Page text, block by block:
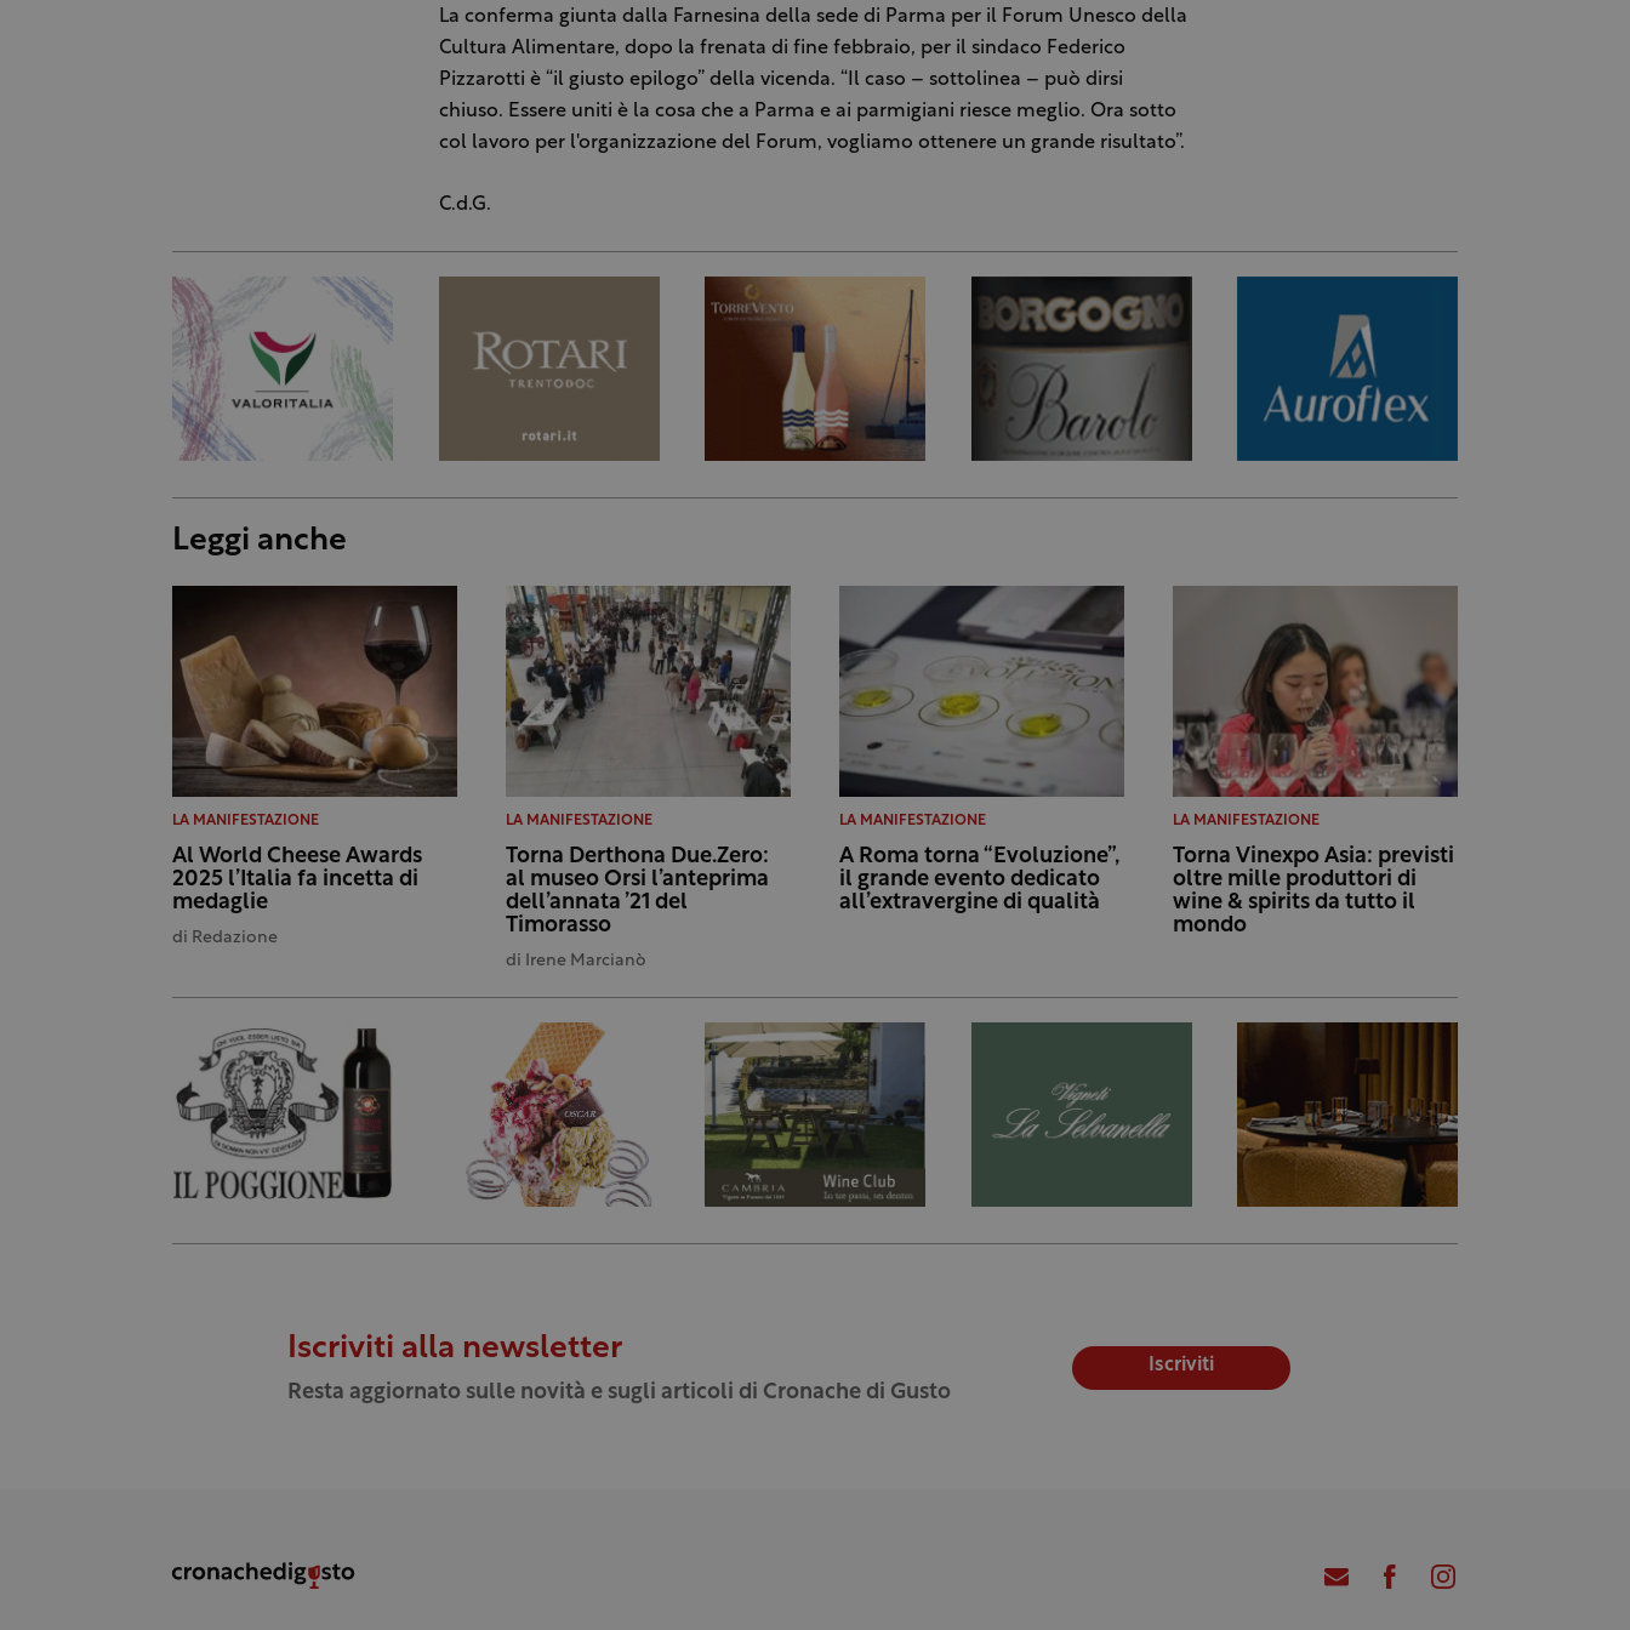
La conferma giunta dalla Farnesina della sede di Parma per il Forum Unesco della
Cultura Alimentare, dopo la frenata di fine febbraio, per il sindaco Federico
Pizzarotti è “il giusto epilogo” della vicenda. “Il caso – sottolinea – può dirsi
chiuso. Essere uniti è la cosa che a Parma e ai parmigiani riesce meglio. Ora sotto
col lavoro per l'organizzazione del Forum, vogliamo ottenere un grande risultato”.
C.d.G.
Leggi anche
LA MANIFESTAZIONE
Al World Cheese Awards
2025 l’Italia fa incetta di
medaglie
di Redazione
LA MANIFESTAZIONE
Torna Derthona Due.Zero:
al museo Orsi l’anteprima
dell’annata ’21 del
Timorasso
di Irene Marcianò
LA MANIFESTAZIONE
A Roma torna “Evoluzione”,
il grande evento dedicato
all’extravergine di qualità
LA MANIFESTAZIONE
Torna Vinexpo Asia: previsti
oltre mille produttori di
wine & spirits da tutto il
mondo
Iscriviti alla newsletter
Resta aggiornato sulle novità e sugli articoli di Cronache di Gusto
Iscriviti